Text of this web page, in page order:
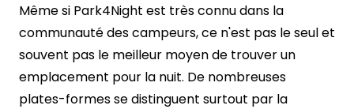
Même si Park4Night est très connu dans la
communauté des campeurs, ce n'est pas le seul et
souvent pas le meilleur moyen de trouver un
emplacement pour la nuit. De nombreuses
plates-formes se distinguent surtout par la